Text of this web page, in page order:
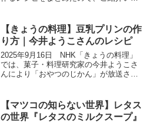
街にある農家さんが育てているのは「桃
太郎みなみ」という...
【きょうの料理】豆乳プリンの作
り方｜今井ようこさんのレシピ
2025年9月16日 NHK「きょうの料理」
では、菓子・料理研究家の今井ようこさ
んにより「おやつのじかん」が放送され
ン』は卵や牛乳を使わずに、豆乳と粉寒
天で作ります。さっ...
【マツコの知らない世界】レタス
の世界『レタスのミルクスープ』